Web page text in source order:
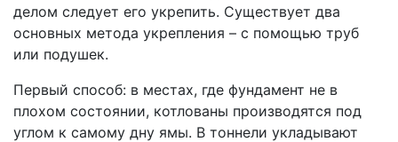
делом следует его укрепить. Существует два
основных метода укрепления – с помощью труб
или подушек.
Первый способ: в местах, где фундамент не в
плохом состоянии, котлованы производятся под
углом к ​​самому дну ямы. В тоннели укладывают